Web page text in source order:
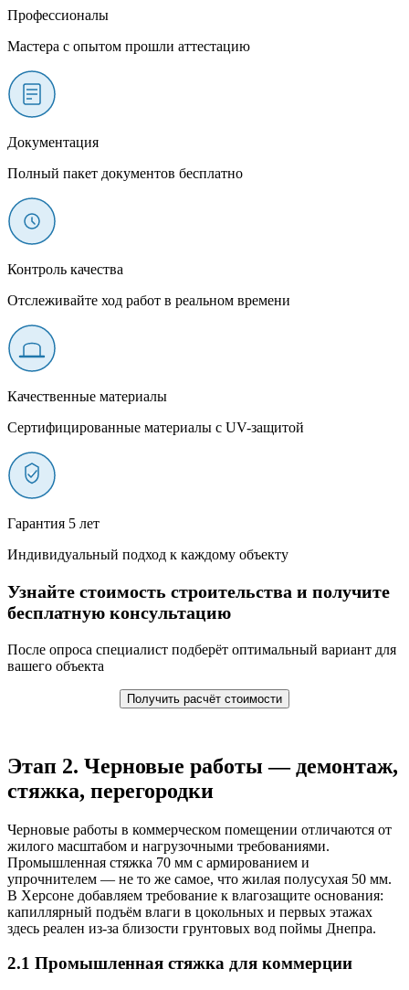
Профессионалы
Мастера с опытом прошли аттестацию
Документация
Полный пакет документов бесплатно
Контроль качества
Отслеживайте ход работ в реальном времени
Качественные материалы
Сертифицированные материалы с UV-защитой
Гарантия 5 лет
Индивидуальный подход к каждому объекту
Узнайте стоимость строительства и получите
бесплатную консультацию
После опроса специалист подберёт оптимальный вариант для
вашего объекта
Получить расчёт стоимости
Этап 2. Черновые работы — демонтаж,
стяжка, перегородки
Черновые работы в коммерческом помещении отличаются от
жилого масштабом и нагрузочными требованиями.
Промышленная стяжка 70 мм с армированием и
упрочнителем — не то же самое, что жилая полусухая 50 мм.
В Херсоне добавляем требование к влагозащите основания:
капиллярный подъём влаги в цокольных и первых этажах
здесь реален из-за близости грунтовых вод поймы Днепра.
2.1 Промышленная стяжка для коммерции